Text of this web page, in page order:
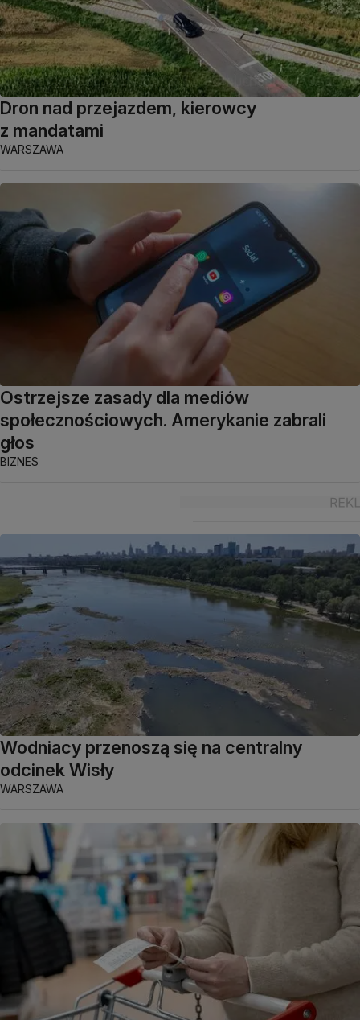
Dron nad przejazdem, kierowcy
z mandatami
WARSZAWA
Ostrzejsze zasady dla mediów
społecznościowych. Amerykanie zabrali
głos
BIZNES
Wodniacy przenoszą się na centralny
odcinek Wisły
WARSZAWA